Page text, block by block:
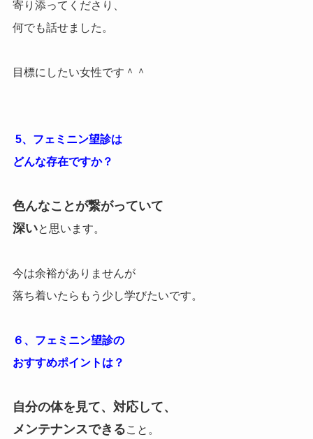
寄り添ってくださり、
何でも話せました。
目標にしたい女性です＾＾
5、フェミニン望診は
どんな存在ですか？
色んなことが繋がっていて
深いと思います。
今は余裕がありませんが
落ち着いたらもう少し学びたいです。
６、フェミニン望診の
おすすめポイントは？
自分の体を見て、対応して、
メンテナンスできること。